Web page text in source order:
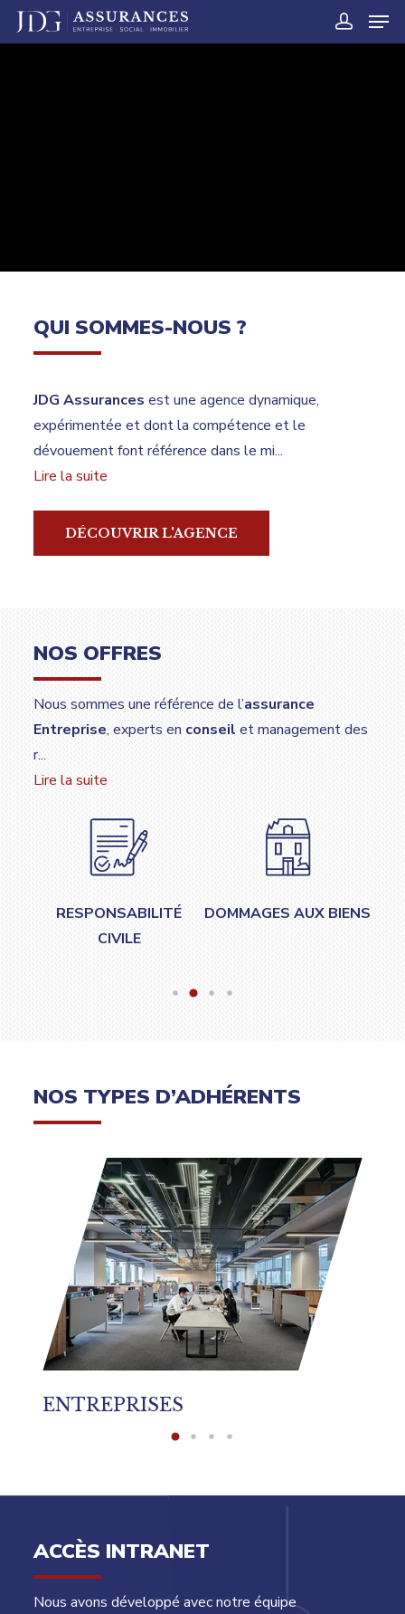
QUI SOMMES-NOUS ?
JDG Assurances est une agence dynamique,
expérimentée et dont la compétence et le
dévouement font référence dans le mi...
Lire la suite
DÉCOUVRIR L'AGENCE
NOS OFFRES
Nous sommes une référence de l’assurance
Entreprise, experts en conseil et management des
r...
Lire la suite
RESPONSABILITÉ
CIVILE
DOMMAGES AUX BIENS
NOS TYPES D’ADHÉRENTS
ENTREPRISES
ACCÈS INTRANET
Nous avons développé avec notre équipe